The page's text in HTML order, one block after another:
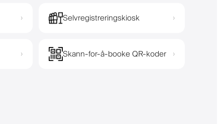
› Selvregistreringskiosk ›
› Skann-for-å-booke QR-koder ›